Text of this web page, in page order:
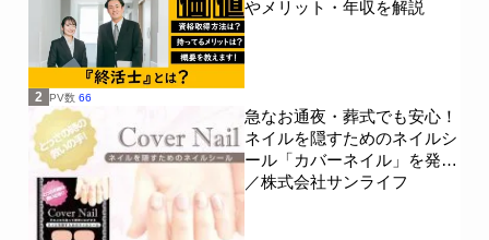
やメリット・年収を解説
2 PV数 66
急なお通夜・葬式でも安心！
ネイルを隠すためのネイルシ
ール「カバーネイル」を発売
／株式会社サンライフ